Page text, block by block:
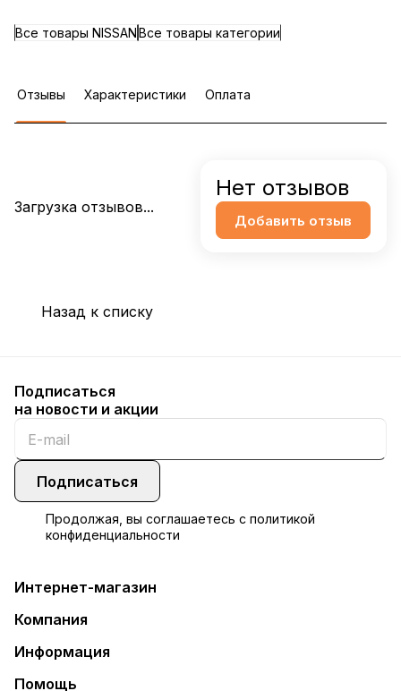
Все товары NISSANВсе товары категории
Отзывы Характеристики Оплата
Загрузка отзывов...
Нет отзывов
Добавить отзыв
Назад к списку
Подписаться
на новости и акции
Подписаться
Продолжая, вы соглашаетесь с политикой
конфиденциальности
Интернет-магазин
Компания
Информация
Помощь